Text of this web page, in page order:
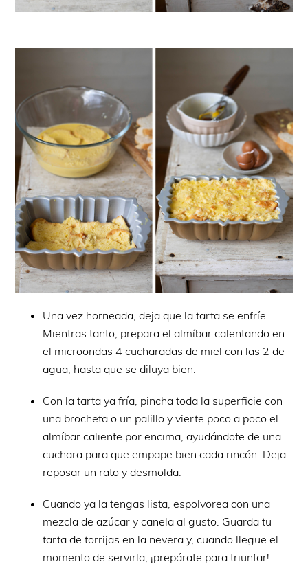
Una vez horneada, deja que la tarta se enfríe.
Mientras tanto, prepara el almíbar calentando en
el microondas 4 cucharadas de miel con las 2 de
agua, hasta que se diluya bien.
Con la tarta ya fría, pincha toda la superficie con
una brocheta o un palillo y vierte poco a poco el
almíbar caliente por encima, ayudándote de una
cuchara para que empape bien cada rincón. Deja
reposar un rato y desmolda.
Cuando ya la tengas lista, espolvorea con una
mezcla de azúcar y canela al gusto. Guarda tu
tarta de torrijas en la nevera y, cuando llegue el
momento de servirla, ¡prepárate para triunfar!